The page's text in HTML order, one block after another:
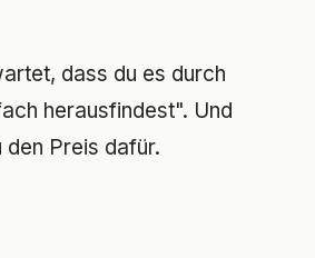
dass du es durch
herausfindest". Und
den Preis dafür.